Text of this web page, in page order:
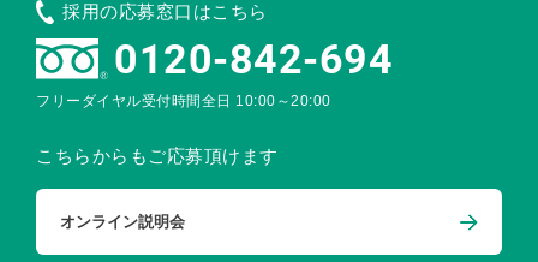
採用の応募窓口はこちら
0120-842-694
フリーダイヤル受付時間全日 10:00～20:00
こちらからもご応募頂けます
オンライン説明会